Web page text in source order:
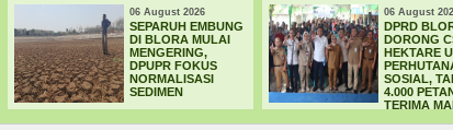
EMBUNG
MULAI
FOKUS
06 August 2026
DPRD BLORA
DORONG CSR 2.000
HEKTARE UNTUK
PERHUTANAN
SOSIAL, TARGET
4.000 PETANI
TERIMA MANFAAT